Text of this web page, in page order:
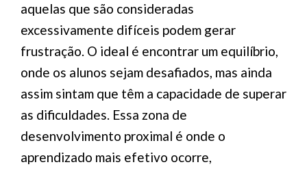
aquelas que são consideradas
excessivamente difíceis podem gerar
frustração. O ideal é encontrar um equilíbrio,
onde os alunos sejam desafiados, mas ainda
assim sintam que têm a capacidade de superar
as dificuldades. Essa zona de
desenvolvimento proximal é onde o
aprendizado mais efetivo ocorre,